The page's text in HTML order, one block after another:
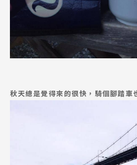
秋天總是覺得來的很快，騎個腳踏車